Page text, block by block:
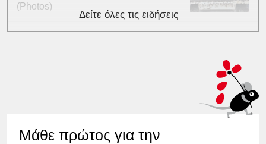
(Photos)
Δείτε όλες τις ειδήσεις
Μάθε πρώτος για την